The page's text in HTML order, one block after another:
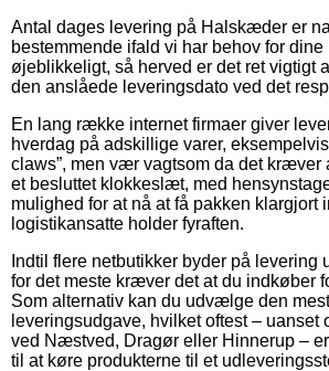
Antal dages levering på Halskæder er
bestemmende ifald vi har behov for dine
øjeblikkeligt, så herved er det ret vigtigt
den anslåede leveringsdato ved det
En lang række internet firmaer giver
hverdag på adskillige varer,
claws”, men vær vagtsom da det kræver
et besluttet klokkeslæt, med
mulighed for at nå at få pakken klargjort
logistikansatte holder fyraften.
Indtil flere netbutikker byder på levering
for det meste kræver det at du indkøber
Som alternativ kan du udvælge den
leveringsudgave, hvilket oftest – uanset
ved Næstved, Dragør eller Hinnerup –
til at køre produkterne til et